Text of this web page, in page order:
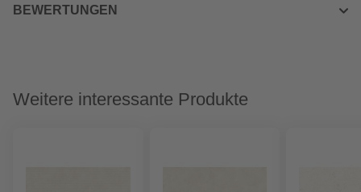
BEWERTUNGEN
Weitere interessante Produkte